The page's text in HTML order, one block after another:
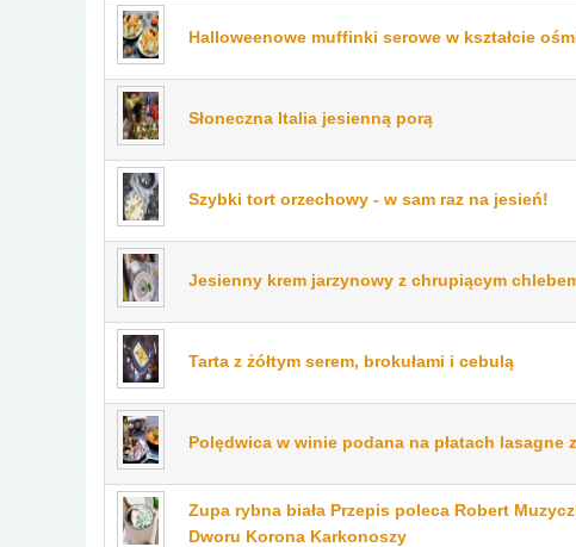
Halloweenowe muffinki serowe w kształcie
Słoneczna Italia jesienną porą
Szybki tort orzechowy - w sam raz na jesień!
Jesienny krem jarzynowy z chrupiącym
Tarta z żółtym serem, brokułami i cebulą
Polędwica w winie podana na płatach lasagne
Zupa rybna biała Przepis poleca Robert
Dworu Korona Karkonoszy